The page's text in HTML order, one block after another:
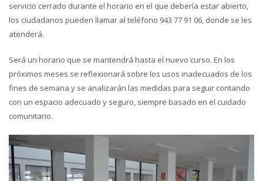
servicio cerrado durante el horario en el que debería estar abierto,
los ciudadanos pueden llamar al teléfono 943 77 91 06, donde se les
atenderá.
Será un horario que se mantendrá hasta el nuevo curso. En los
próximos meses se reflexionará sobre los usos inadecuados de los
fines de semana y se analizarán las medidas para seguir contando
con un espacio adecuado y seguro, siempre basado en el cuidado
comunitario.